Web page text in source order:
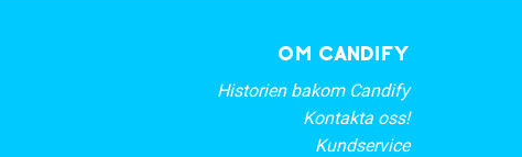
OM CANDIFY
Historien bakom Candify
Kontakta oss!
Kundservice